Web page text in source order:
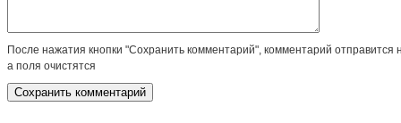
После нажатия кнопки "Сохранить комментарий", комментарий отправится
а поля очистятся